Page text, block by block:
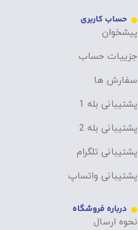
حساب کاربری
پیشخوان
جزییات حساب
سفارش ها
پشتیبانی بله 1
پشتیبانی بله 2
پشتیبانی تلگرام
پشتیبانی واتساپ
درباره فروشگاه
نحوه ارسال